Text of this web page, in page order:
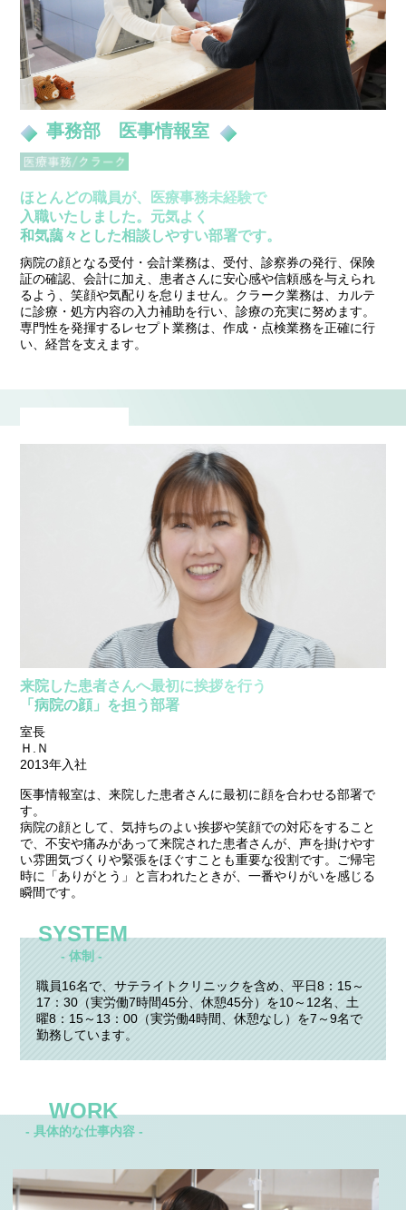
事務部 医事情報室
ほとんどの職員が、医療事務未経験で
入職いたしました。元気よく
和気藹々とした相談しやすい部署です。
病院の顔となる受付・会計業務は、受付、診察券の発行、保険
証の確認、会計に加え、患者さんに安心感や信頼感を与えられ
るよう、笑顔や気配りを怠りません。クラーク業務は、カルテ
に診療・処方内容の入力補助を行い、診療の充実に努めます。
専門性を発揮するレセプト業務は、作成・点検業務を正確に行
い、経営を支えます。
来院した患者さんへ最初に挨拶を行う
「病院の顔」を担う部署
室長
Ｈ.Ｎ
2013年入社
医事情報室は、来院した患者さんに最初に顔を合わせる部署で
す。
病院の顔として、気持ちのよい挨拶や笑顔での対応をすること
で、不安や痛みがあって来院された患者さんが、声を掛けやす
い雰囲気づくりや緊張をほぐすことも重要な役割です。ご帰宅
時に「ありがとう」と言われたときが、一番やりがいを感じる
瞬間です。
SYSTEM
- 体制 -
職員16名で、サテライトクリニックを含め、平日8：15～
17：30（実労働7時間45分、休憩45分）を10～12名、 土
曜8：15～13：00（実労働4時間、休憩なし）を7～9名で
勤務しています。
WORK
- 具体的な仕事内容 -